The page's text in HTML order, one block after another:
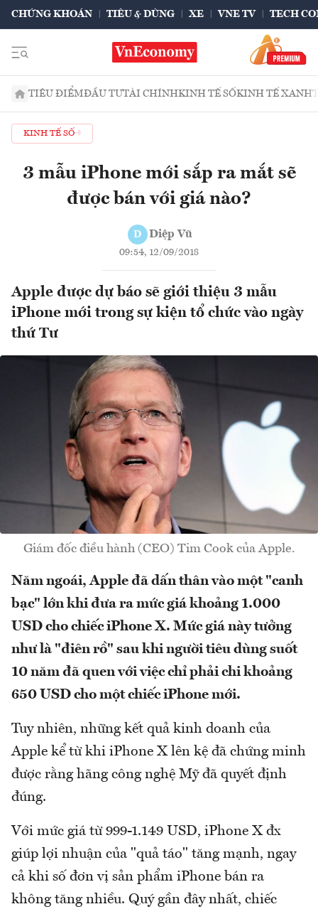
CHỨNG KHOÁN TIÊU & DÙNG XE VNE TV TECH
TIÊU ĐIỂMĐẦU TƯTÀI CHÍNHKINH TẾ SỐKINH TẾ XANH
KINH TẾ SỐ
3 mẫu iPhone mới sắp ra mắt sẽ
được bán với giá nào?
D Diệp Vũ
09:54, 12/09/2018
Apple được dự báo sẽ giới thiệu 3 mẫu
iPhone mới trong sự kiện tổ chức vào ngày
thứ Tư
Giám đốc điều hành (CEO) Tim Cook của Apple.
Năm ngoái, Apple đã dấn thân vào một "canh
bạc" lớn khi đưa ra mức giá khoảng 1.000
USD cho chiếc iPhone X. Mức giá này tưởng
như là "điên rồ" sau khi người tiêu dùng suốt
10 năm đã quen với việc chỉ phải chi khoảng
650 USD cho một chiếc iPhone mới.
Tuy nhiên, những kết quả kinh doanh của
Apple kể từ khi iPhone X lên kệ đã chứng minh
được rằng hãng công nghệ Mỹ đã quyết định
đúng.
Với mức giá từ 999-1.149 USD, iPhone X đx
giúp lợi nhuận của "quả táo" tăng mạnh, ngay
cả khi số đơn vị sản phẩm iPhone bán ra
không tăng nhiều. Quý gần đây nhất, chiếc